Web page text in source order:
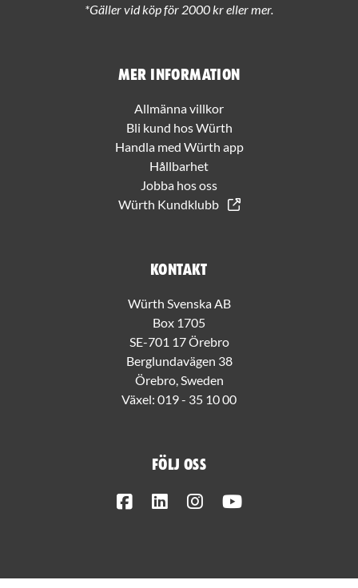
Mer information
Allmänna villkor
Bli kund hos Würth
Handla med Würth app
Hållbarhet
Jobba hos oss
Würth Kundklubb
Kontakt
Würth Svenska AB
Box 1705
SE-701 17 Örebro
Berglundavägen 38
Örebro, Sweden
Växel: 019 - 35 10 00
Följ oss
FacebookLinkedInInstagram
*Gäller vid köp för 2000 kr eller mer.